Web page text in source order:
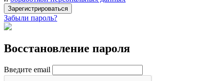
Зарегистрироваться
Забыли пароль?
Восстановление пароля
Введите email